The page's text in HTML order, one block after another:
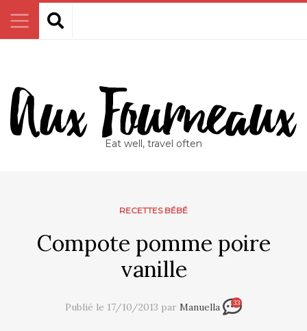
Eat well, travel often
RECETTES BÉBÉ
Compote pomme poire
vanille
Publié le 17/10/2013 par Manuella 33